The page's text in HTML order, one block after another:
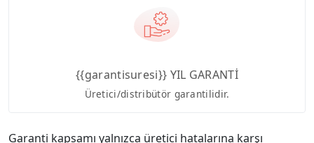
{{garantisuresi}} YIL GARANTİ
Üretici/distribütör garantilidir.
Garanti kapsamı yalnızca üretici hatalarına karşı